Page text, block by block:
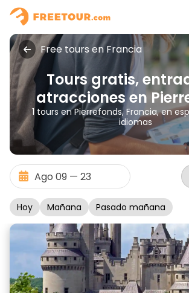
Free tours en Francia
Tours gratis,
atracciones en
1 tours en Pierrefonds, Francia, en
idiomas
Hoy Mañana Pasado mañana